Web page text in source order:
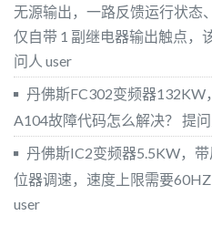
无源输出，一路反馈运行状态
仅自带 1 副继电器输出触点，
问人 user
丹佛斯FC302变频器
A104故障代码怎么解决？ 提
丹佛斯IC2变频器5.5KW，
位器调速，速度上限需要60HZ
user